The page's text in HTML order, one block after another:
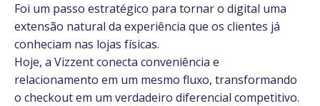
Foi um passo estratégico para tornar o digital uma
extensão natural da experiência que os clientes já
conheciam nas lojas físicas.
Hoje, a Vizzent conecta conveniência e
relacionamento em um mesmo fluxo, transformando
o checkout em um verdadeiro diferencial competitivo.